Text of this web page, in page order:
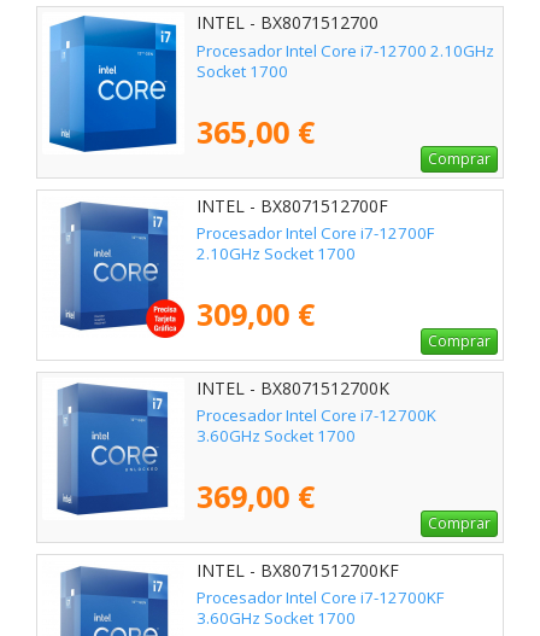
INTEL - BX8071512700
Procesador Intel Core i7-12700 2.10GHz
Socket 1700
365,00 €
Comprar
INTEL - BX8071512700F
Procesador Intel Core i7-12700F
2.10GHz Socket 1700
309,00 €
Comprar
INTEL - BX8071512700K
Procesador Intel Core i7-12700K
3.60GHz Socket 1700
369,00 €
Comprar
INTEL - BX8071512700KF
Procesador Intel Core i7-12700KF
3.60GHz Socket 1700